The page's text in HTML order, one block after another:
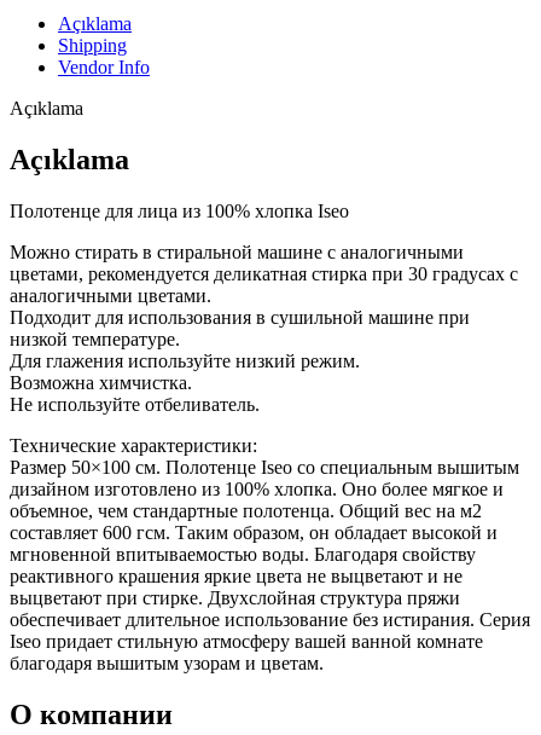
Açıklama
Shipping
Vendor Info
Açıklama
Açıklama
Полотенце для лица из 100% хлопка Iseo
Можно стирать в стиральной машине с аналогичными
цветами, рекомендуется деликатная стирка при 30 градусах с
аналогичными цветами.
Подходит для использования в сушильной машине при
низкой температуре.
Для глажения используйте низкий режим.
Возможна химчистка.
Не используйте отбеливатель.
Технические характеристики:
Размер 50×100 см. Полотенце Iseo со специальным вышитым
дизайном изготовлено из 100% хлопка. Оно более мягкое и
объемное, чем стандартные полотенца. Общий вес на м2
составляет 600 гсм. Таким образом, он обладает высокой и
мгновенной впитываемостью воды. Благодаря свойству
реактивного крашения яркие цвета не выцветают и не
выцветают при стирке. Двухслойная структура пряжи
обеспечивает длительное использование без истирания. Серия
Iseo придает стильную атмосферу вашей ванной комнате
благодаря вышитым узорам и цветам.
О компании